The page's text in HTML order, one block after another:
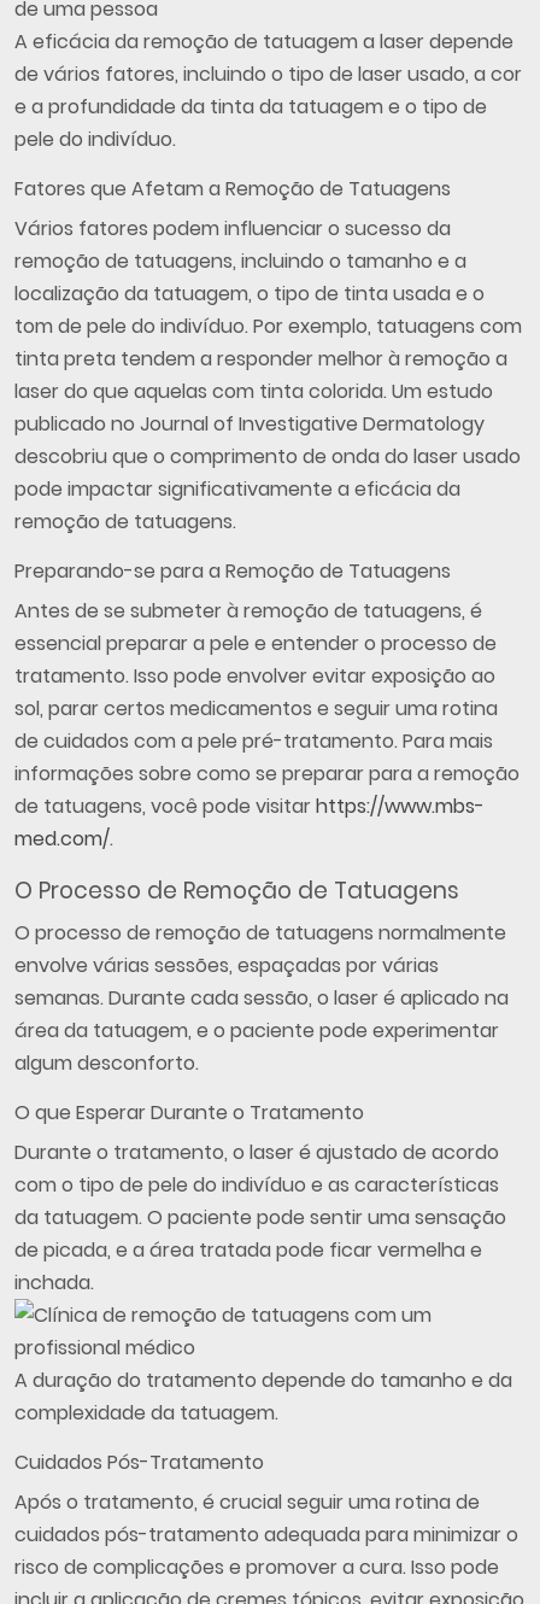
A eficácia da remoção de tatuagem a laser depende
de vários fatores, incluindo o tipo de laser usado, a cor
e a profundidade da tinta da tatuagem e o tipo de
pele do indivíduo.
Fatores que Afetam a Remoção de Tatuagens
Vários fatores podem influenciar o sucesso da
remoção de tatuagens, incluindo o tamanho e a
localização da tatuagem, o tipo de tinta usada e o
tom de pele do indivíduo. Por exemplo, tatuagens com
tinta preta tendem a responder melhor à remoção a
laser do que aquelas com tinta colorida. Um estudo
publicado no Journal of Investigative Dermatology
descobriu que o comprimento de onda do laser usado
pode impactar significativamente a eficácia da
remoção de tatuagens.
Preparando-se para a Remoção de Tatuagens
Antes de se submeter à remoção de tatuagens, é
essencial preparar a pele e entender o processo de
tratamento. Isso pode envolver evitar exposição ao
sol, parar certos medicamentos e seguir uma rotina
de cuidados com a pele pré-tratamento. Para mais
informações sobre como se preparar para a remoção
de tatuagens, você pode visitarhttps://www.mbs-
med.com/.
O Processo de Remoção de Tatuagens
O processo de remoção de tatuagens normalmente
envolve várias sessões, espaçadas por várias
semanas. Durante cada sessão, o laser é aplicado na
área da tatuagem, e o paciente pode experimentar
algum desconforto.
O que Esperar Durante o Tratamento
Durante o tratamento, o laser é ajustado de acordo
com o tipo de pele do indivíduo e as características
da tatuagem. O paciente pode sentir uma sensação
de picada, e a área tratada pode ficar vermelha e
inchada.
A duração do tratamento depende do tamanho e da
complexidade da tatuagem.
Cuidados Pós-Tratamento
Após o tratamento, é crucial seguir uma rotina de
cuidados pós-tratamento adequada para minimizar o
risco de complicações e promover a cura. Isso pode